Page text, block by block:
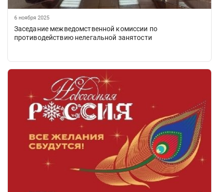
6 ноября 2025
Заседание межведомственной комиссии по
противодействию нелегальной занятости